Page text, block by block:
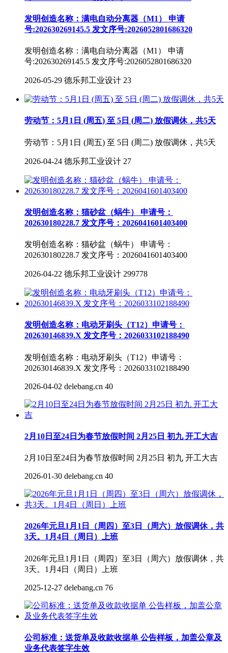
发明创造名称：满电自动分离器（M1） 申请
号:202630269145.5 发文序号:2026052801686320
发明创造名称：满电自动分离器（M1） 申请
号:202630269145.5 发文序号:2026052801686320
2026-05-29 德乐邦工业设计 23
劳动节：5月1日 (周五) 至 5日 (周二) 放假调休，共5天
劳动节：5月1日 (周五) 至 5日 (周二) 放假调休，共5天
2026-04-24 德乐邦工业设计 27
发明创造名称：猫砂盆（蜗牛） 申请号：
202630180228.7 发文序号：2026041601403400
发明创造名称：猫砂盆（蜗牛） 申请号：
202630180228.7 发文序号：2026041601403400
2026-04-22 德乐邦工业设计 299778
发明创造名称：电动牙刷头（T12）申请号：
202630146839.X 发文序号：2026033102188490
发明创造名称：电动牙刷头（T12）申请号：
202630146839.X 发文序号：2026033102188490
2026-04-02 delebang.cn 40
2月10日至24日为春节放假时间 2月25日 初九 开工大吉
2月10日至24日为春节放假时间 2月25日 初九 开工大吉
2026-01-30 delebang.cn 40
2026年元旦1月1日（周四）至3日（周六）放假调休，共
3天。1月4日（周日）上班
2026年元旦1月1日（周四）至3日（周六）放假调休，共
3天。1月4日（周日）上班
2025-12-27 delebang.cn 76
公司标准：送货单及收款收据单 公告样板，加盖公章及
业务代表签字生效